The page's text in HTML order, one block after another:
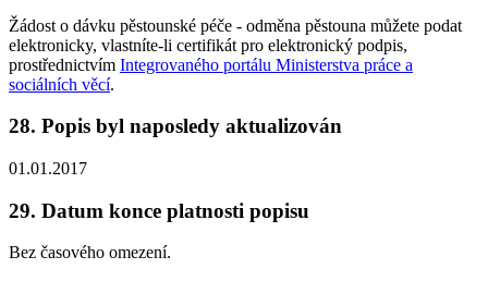
Žádost o dávku pěstounské péče - odměna pěstouna můžete podat
elektronicky, vlastníte-li certifikát pro elektronický podpis,
prostřednictvím Integrovaného portálu Ministerstva práce a
sociálních věcí.
28. Popis byl naposledy aktualizován
01.01.2017
29. Datum konce platnosti popisu
Bez časového omezení.